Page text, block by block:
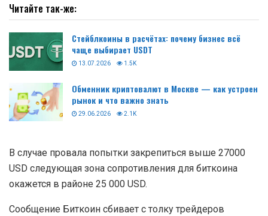
Читайте так-же:
Стейблкоины в расчётах: почему бизнес всё
чаще выбирает USDT
13.07.2026 1.5K
Обменник криптовалют в Москве — как устроен
рынок и что важно знать
29.06.2026 2.1K
В случае провала попытки закрепиться выше 27000
USD следующая зона сопротивления для биткоина
окажется в районе 25 000 USD.
Сообщение Биткоин сбивает с толку трейдеров